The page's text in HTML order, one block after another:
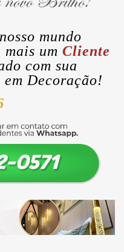
mundo
mais um Cliente
com sua
em Decoração!